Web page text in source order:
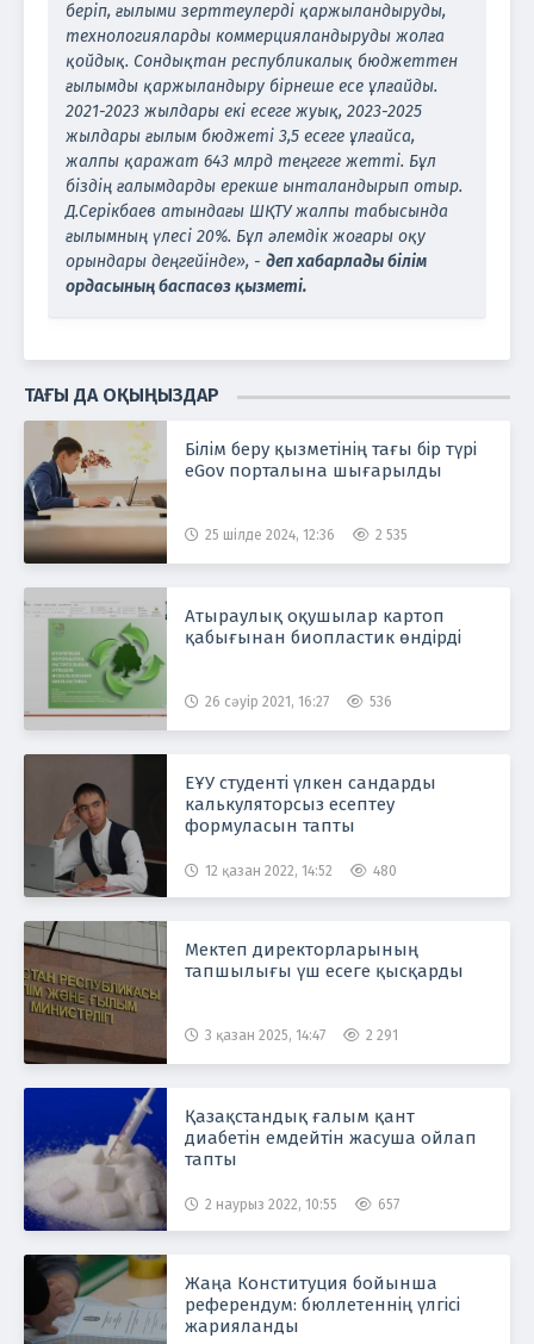
беріп, ғылыми зерттеулерді қаржыландыруды,
технологияларды коммерцияландыруды жолға
қойдық. Сондықтан республикалық бюджеттен
ғылымды қаржыландыру бірнеше есе ұлғайды.
2021-2023 жылдары екі есеге жуық, 2023-2025
жылдары ғылым бюджеті 3,5 есеге ұлғайса,
жалпы қаражат 643 млрд теңгеге жетті. Бұл
біздің ғалымдарды ерекше ынталандырып отыр.
Д.Серікбаев атындағы ШҚТУ жалпы табысында
ғылымның үлесі 20%. Бұл әлемдік жоғары оқу
орындары деңгейінде», - деп хабарлады білім
ордасының баспасөз қызметі.
ТАҒЫ ДА ОҚЫҢЫЗДАР
Білім беру қызметінің тағы бір түрі
eGov порталына шығарылды
25 шілде 2024, 12:36 2 535
Атыраулық оқушылар картоп
қабығынан биопластик өндірді
26 сәуір 2021, 16:27 536
ЕҰУ студенті үлкен сандарды
калькуляторсыз есептеу
формуласын тапты
12 қазан 2022, 14:52 480
Мектеп директорларының
тапшылығы үш есеге қысқарды
3 қазан 2025, 14:47 2 291
Қазақстандық ғалым қант
диабетін емдейтін жасуша ойлап
тапты
2 наурыз 2022, 10:55 657
Жаңа Конституция бойынша
референдум: бюллетеннің үлгісі
жарияланды